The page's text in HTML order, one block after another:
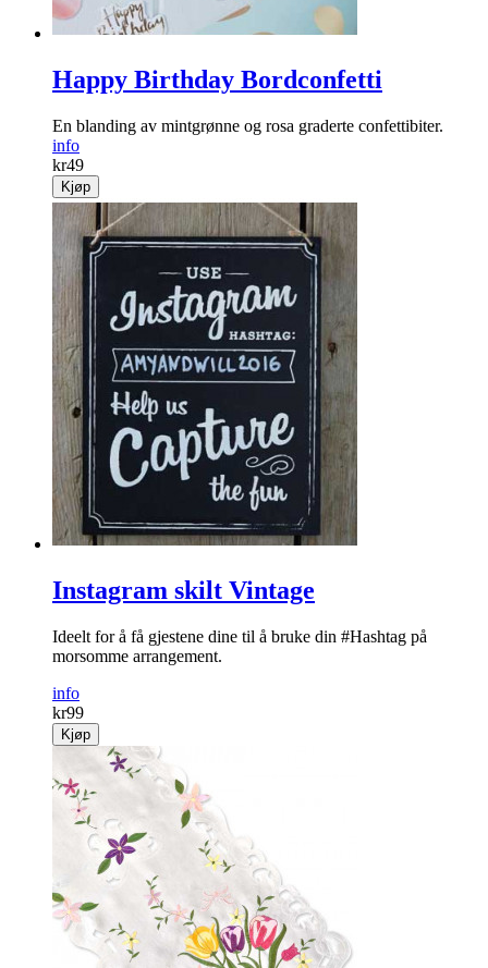
Happy Birthday Bordconfetti
En blanding av mintgrønne og rosa graderte confettibiter.
info
kr49
Kjøp
Instagram skilt Vintage
Ideelt for å få gjestene dine til å bruke din #Hashtag på
morsomme arrangement.
info
kr99
Kjøp